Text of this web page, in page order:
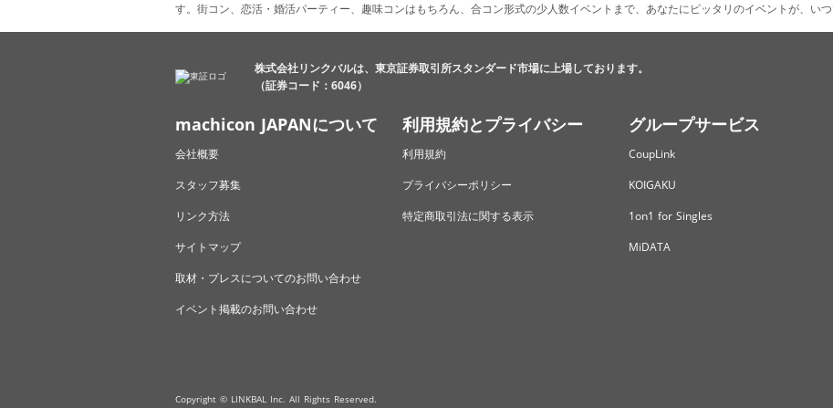
す。街コン、恋活・婚活パーティー、趣味コンはもちろん、合コン形式の少人数イベントまで、あなたにピッタリのイベントが、いつ
株式会社リンクバルは、東京証券取引所スタンダード市場に上場しております。
（証券コード：6046）
machicon JAPANについて
会社概要
スタッフ募集
リンク方法
サイトマップ
取材・プレスについてのお問い合わせ
イベント掲載のお問い合わせ
利用規約とプライバシー
利用規約
プライバシーポリシー
特定商取引法に関する表示
グループサービス
CoupLink
KOIGAKU
1on1 for Singles
MiDATA
Copyright © LINKBAL Inc. All Rights Reserved.